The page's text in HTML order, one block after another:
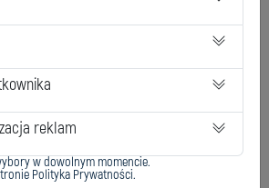
Metal Ceramic F
reklam
w dowolnym momencie.
Polityka Prywatności.